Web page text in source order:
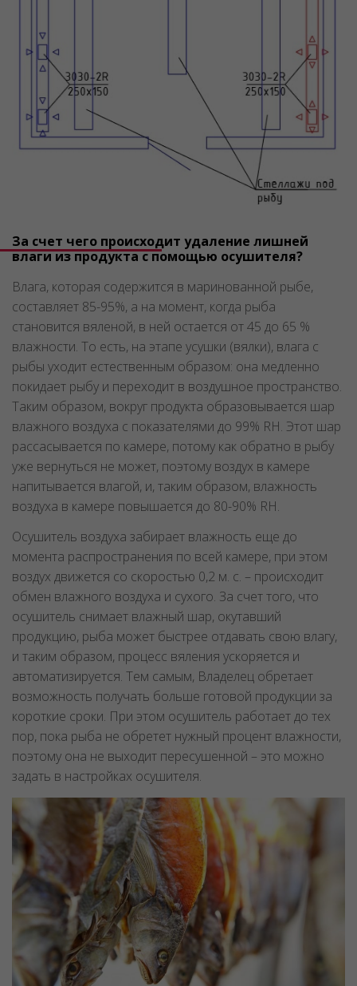
За счет чего происходит удаление лишней
влаги из продукта с помощью осушителя?
Влага, которая содержится в маринованной рыбе,
составляет 85-95%, а на момент, когда рыба
становится вяленой, в ней остается от 45 до 65 %
влажности. То есть, на этапе усушки (вялки), влага с
рыбы уходит естественным образом: она медленно
покидает рыбу и переходит в воздушное пространство.
Таким образом, вокруг продукта образовывается шар
влажного воздуха с показателями до 99% RH. Этот шар
рассасывается по камере, потому как обратно в рыбу
уже вернуться не может, поэтому воздух в камере
напитывается влагой, и, таким образом, влажность
воздуха в камере повышается до 80-90% RH.
Осушитель воздуха забирает влажность еще до
момента распространения по всей камере, при этом
воздух движется со скоростью 0,2 м. с. – происходит
обмен влажного воздуха и сухого. За счет того, что
осушитель снимает влажный шар, окутавший
продукцию, рыба может быстрее отдавать свою влагу,
и таким образом, процесс вяления ускоряется и
автоматизируется. Тем самым, Владелец обретает
возможность получать больше готовой продукции за
короткие сроки. При этом осушитель работает до тех
пор, пока рыба не обретет нужный процент влажности,
поэтому она не выходит пересушенной – это можно
задать в настройках осушителя.